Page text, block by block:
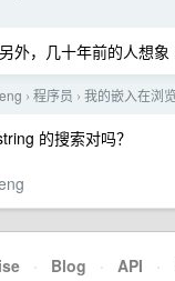
外，几十年前的人想象
› 程序员 › 我的嵌入在浏
的搜索对吗？
· Blog · API ·